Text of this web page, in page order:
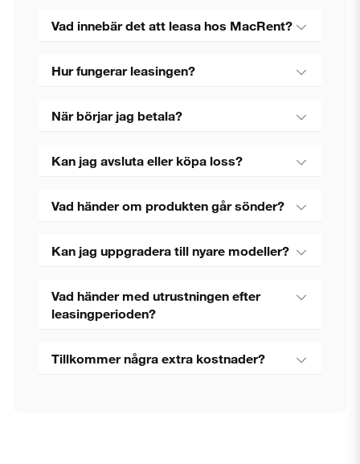
Vad innebär det att leasa hos MacRent?
Hur fungerar leasingen?
När börjar jag betala?
Kan jag avsluta eller köpa loss?
Vad händer om produkten går sönder?
Kan jag uppgradera till nyare modeller?
Vad händer med utrustningen efter
leasingperioden?
Tillkommer några extra kostnader?